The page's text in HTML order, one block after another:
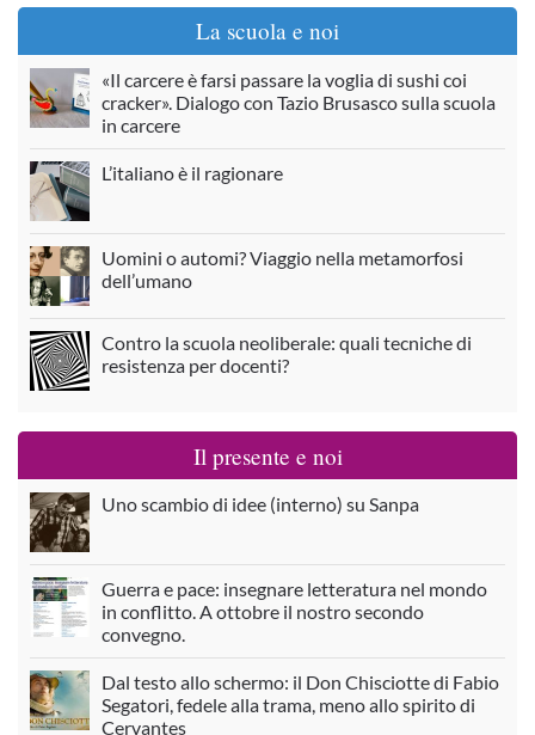
La scuola e noi
«Il carcere è farsi passare la voglia di sushi coi
cracker». Dialogo con Tazio Brusasco sulla scuola
in carcere
L’italiano è il ragionare
Uomini o automi? Viaggio nella metamorfosi
dell’umano
Contro la scuola neoliberale: quali tecniche di
resistenza per docenti?
Il presente e noi
Uno scambio di idee (interno) su Sanpa
Guerra e pace: insegnare letteratura nel mondo
in conflitto. A ottobre il nostro secondo
convegno.
Dal testo allo schermo: il Don Chisciotte di Fabio
Segatori, fedele alla trama, meno allo spirito di
Cervantes